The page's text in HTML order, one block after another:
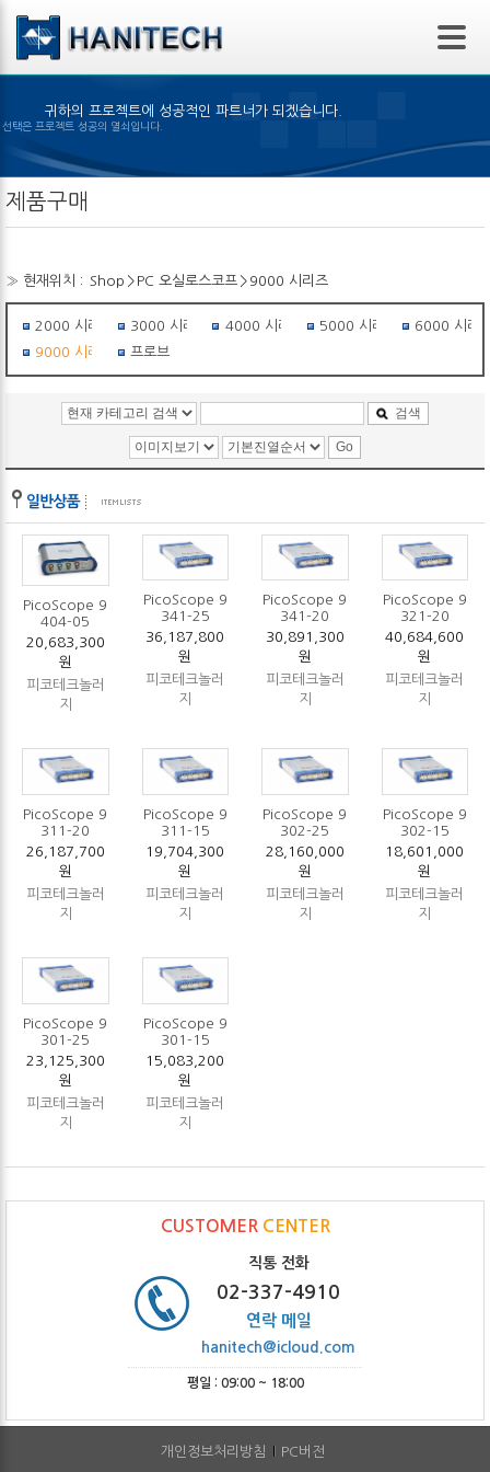
본문 바로가기
귀하의 프로젝트에 성공적인 파트너가 되겠습니다.
제품의 선택은 프로젝트 성공의 열쇠입니다.
제품구매
» 현재위치 : Shop > PC 오실로스코프 > 9000 시리즈
2000 시리즈 3000 시리즈 4000 시리즈 5000 시리즈
6000 시리
9000 시리즈
프로브
검색
PicoScope 9
404-05
20,683,300
원
피코테크놀러
지
PicoScope 9
341-25
36,187,800
원
피코테크놀러
지
PicoScope 9
341-20
30,891,300
원
피코테크놀러
지
PicoScope 9
321-20
40,684,600
원
피코테크놀러
지
PicoScope 9
311-20
26,187,700
원
피코테크놀러
지
PicoScope 9
311-15
19,704,300
원
피코테크놀러
지
PicoScope 9
302-25
28,160,000
원
피코테크놀러
지
PicoScope 9
302-15
18,601,000
원
피코테크놀러
지
PicoScope 9
301-25
23,125,300
원
피코테크놀러
지
PicoScope 9
301-15
15,083,200
원
피코테크놀러
지
CUSTOMER CENTER
직통 전화
02-337-4910
연락 메일
hanitech@icloud.com
평일 : 09:00 ~ 18:00
개인정보처리방침 PC버전